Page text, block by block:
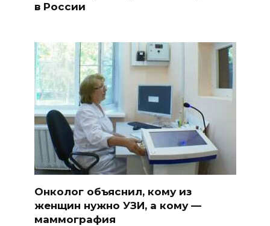
в России
Онколог объяснил, кому из
женщин нужно УЗИ, а кому —
маммография